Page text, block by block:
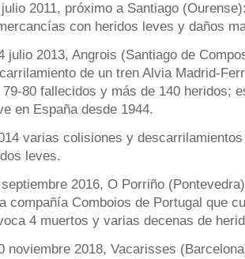
julio 2011, próximo a Santiago
con heridos leves y daños
julio 2013, Angrois (Santiago de
de un tren Alvia
79‑80 fallecidos y más de 140 heridos;
en España desde 1944.
varias colisiones y
leves.
septiembre 2016, O Porriño
compañía Comboios de Portugal que
4 muertos y varias decenas de
noviembre 2018, Vacarisses